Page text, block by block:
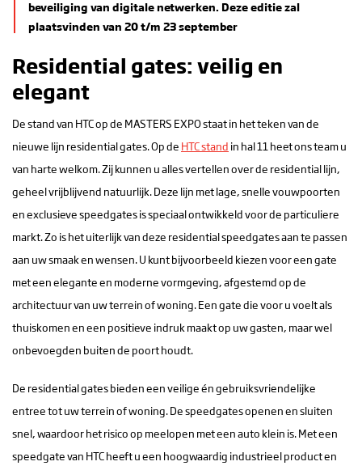
beveiliging van digitale netwerken. Deze editie zal
plaatsvinden van 20 t/m 23 september
Residential gates: veilig en
elegant
De stand van HTC op de MASTERS EXPO staat in het teken van de
nieuwe lijn residential gates. Op de HTC stand in hal 11 heet ons team u
van harte welkom. Zij kunnen u alles vertellen over de residential lijn,
geheel vrijblijvend natuurlijk. Deze lijn met lage, snelle vouwpoorten
en exclusieve speedgates is speciaal ontwikkeld voor de particuliere
markt. Zo is het uiterlijk van deze residential speedgates aan te passen
aan uw smaak en wensen. U kunt bijvoorbeeld kiezen voor een gate
met een elegante en moderne vormgeving, afgestemd op de
architectuur van uw terrein of woning. Een gate die voor u voelt als
thuiskomen en een positieve indruk maakt op uw gasten, maar wel
onbevoegden buiten de poort houdt.
De residential gates bieden een veilige én gebruiksvriendelijke
entree tot uw terrein of woning. De speedgates openen en sluiten
snel, waardoor het risico op meelopen met een auto klein is. Met een
speedgate van HTC heeft u een hoogwaardig industrieel product en